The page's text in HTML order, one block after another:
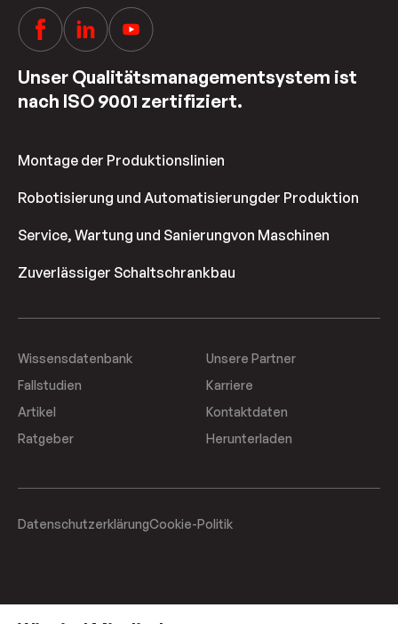
Unser Qualitätsmanagementsystem ist
nach ISO 9001 zertifiziert.
Montage der Produktionslinien
Robotisierung und Automatisierungder Produktion
Service, Wartung und Sanierungvon Maschinen
Zuverlässiger Schaltschrankbau
Wissensdatenbank
Fallstudien
Artikel
Ratgeber
Unsere Partner
Karriere
Kontaktdaten
Herunterladen
DatenschutzerklärungCookie-Politik